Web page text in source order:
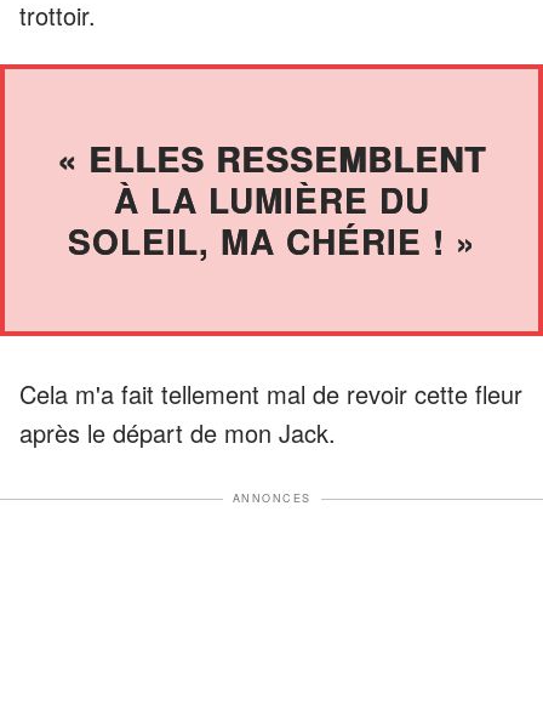
trottoir.
« ELLES RESSEMBLENT
À LA LUMIÈRE DU
SOLEIL, MA CHÉRIE ! »
Cela m'a fait tellement mal de revoir cette fleur
après le départ de mon Jack.
ANNONCES